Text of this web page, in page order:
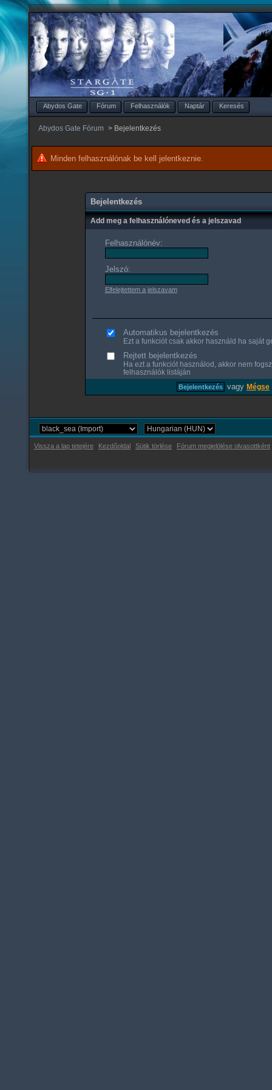
Abydos Gate Fórum Felhasználók Naptár Keresés
Abydos Gate Fórum > Bejelentkezés
Minden felhasználónak be kell jelentkeznie.
Bejelentkezés
Add meg a felhasználóneved és a jelszavad
Felhasználónév:
Jelszó:
Elfelejtettem a jelszavam
Automatikus bejelentkezés
Ezt a funkciót csak akkor használd ha saját
Rejtett bejelentkezés
Ha ezt a funkciót használod, akkor nem
felhasználók listáján
vagy Mégse
Vissza a lap tetejére Kezdőoldal Sütik törlése Fórum megjelölése olvasottként